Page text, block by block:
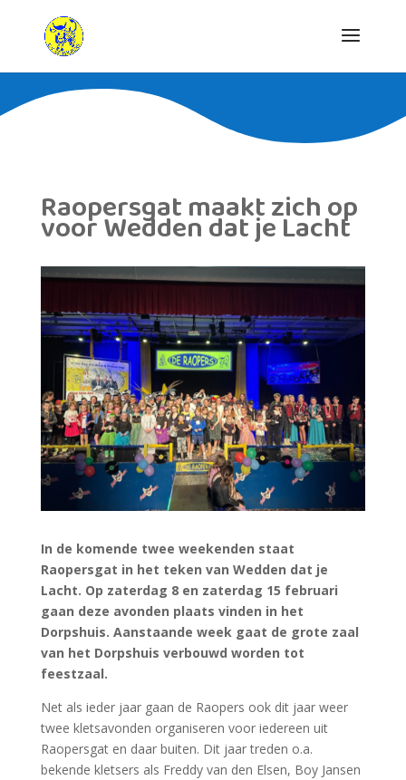
Raopersgat maakt zich op
voor Wedden dat je Lacht
In de komende twee weekenden staat
Raopersgat in het teken van Wedden dat je
Lacht. Op zaterdag 8 en zaterdag 15 februari
gaan deze avonden plaats vinden in het
Dorpshuis. Aanstaande week gaat de grote zaal
van het Dorpshuis verbouwd worden tot
feestzaal.
Net als ieder jaar gaan de Raopers ook dit jaar weer
twee kletsavonden organiseren voor iedereen uit
Raopersgat en daar buiten. Dit jaar treden o.a.
bekende kletsers als Freddy van den Elsen, Boy Jansen